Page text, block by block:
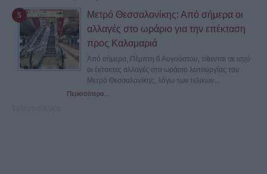
Μετρό Θεσσαλονίκης: Από σήμερα οι
αλλαγές στο ωράριο για την επέκταση
προς Καλαμαριά
Από σήμερα, Πέμπτη 6 Αυγούστου, τίθενται σε ισχύ
οι έκτακτες αλλαγές στο ωράριο λειτουργίας του
Μετρό Θεσσαλονίκης, λόγω των τελικών...
Περισσότερα...